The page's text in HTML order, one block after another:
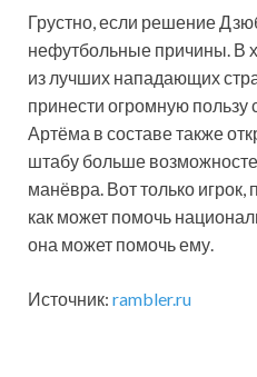
Грустно, если решение
нефутбольные причины. В
из лучших нападающих
принести огромную пользу
Артёма в составе также
штабу больше
манёвра. Вот только игрок,
как может помочь
она может помочь ему.
Источник: rambler.ru